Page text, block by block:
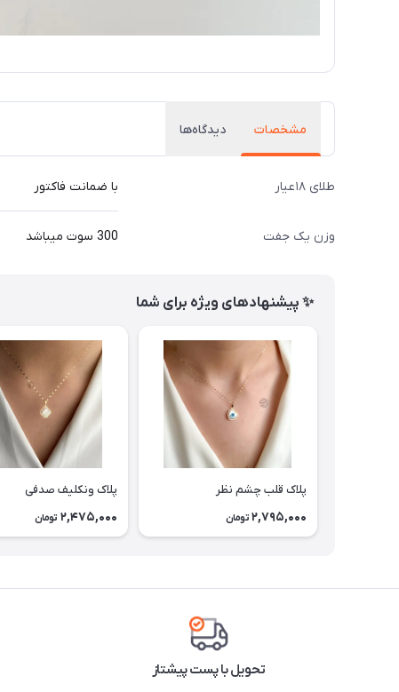
مشخصات دیدگاه‌ها
طلای ۱۸عیار با ضمانت فاکتور
وزن یک جفت 300 سوت میباشد
✨ پیشنهادهای ویژه برای شما
پلاک قلب چشم نظر
2,795,000 تومان
پلاک ونکلیف صدفی
2,475,000 تومان
تحویل با پست پیشتاز